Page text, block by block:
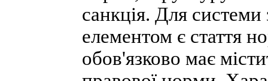
санкція. Для
елементом є стаття
обов'язково має